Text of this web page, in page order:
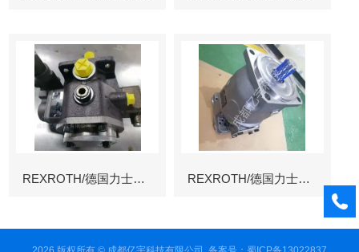
REXROTH/德国力士乐叶片泵 REXROTH/德国力士乐变量柱塞泵冶金